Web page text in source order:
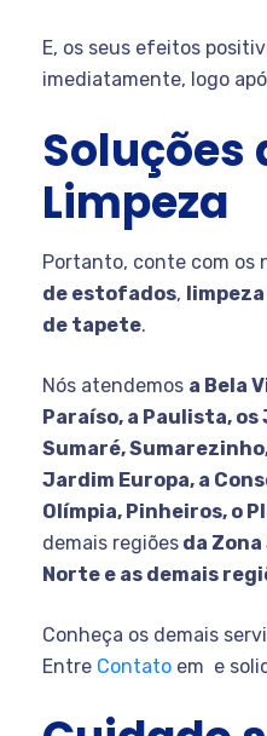
E, os seus efeitos
imediatamente, logo
Soluções
Limpeza
Portanto, conte com os
de estofados,
de tapete.
Nós atendemos a Bela
Paraíso, a Paulista,
Sumaré,
Jardim Europa, a
Olímpia, Pinheiros, o
demais regiões da Zona
Norte e as demais
Conheça os demais
Entre Contato em e